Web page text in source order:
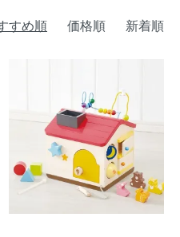
すめ順 価格順 新着順